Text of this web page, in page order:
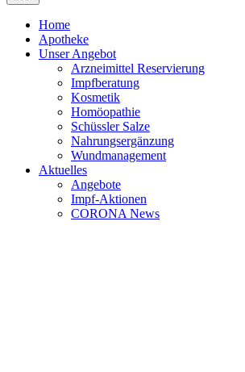
Home
Apotheke
Unser Angebot
Arzneimittel Reservierung
Impfberatung
Kosmetik
Homöopathie
Schüssler Salze
Nahrungsergänzung
Wundmanagement
Aktuelles
Angebote
Impf-Aktionen
CORONA News